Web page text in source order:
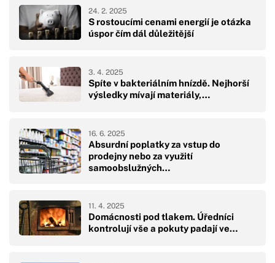
S rostoucími cenami energií je otázka
úspor čím dál důležitější
24. 2. 2025
Spíte v bakteriálním hnízdě. Nejhorší
výsledky mívají materiály,…
3. 4. 2025
Absurdní poplatky za vstup do
prodejny nebo za využití
samoobslužných…
16. 6. 2025
Domácnosti pod tlakem. Úředníci
kontrolují vše a pokuty padají ve…
11. 4. 2025